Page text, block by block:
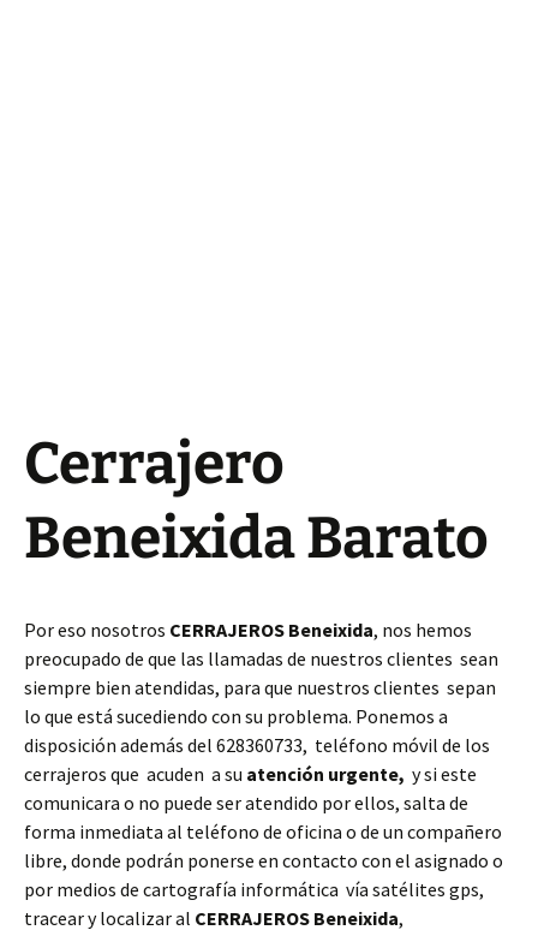
Cerrajero
Beneixida Barato
Por eso nosotros CERRAJEROS Beneixida, nos hemos
preocupado de que las llamadas de nuestros clientes sean
siempre bien atendidas, para que nuestros clientes sepan
lo que está sucediendo con su problema. Ponemos a
disposición además del 628360733, teléfono móvil de los
cerrajeros que acuden a su atención urgente, y si este
comunicara o no puede ser atendido por ellos, salta de
forma inmediata al teléfono de oficina o de un compañero
libre, donde podrán ponerse en contacto con el asignado o
por medios de cartografía informática vía satélites gps,
tracear y localizar al CERRAJEROS Beneixida,